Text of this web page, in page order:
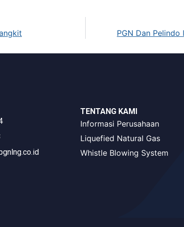
PGN Dan Pelindo
TENTANG KAMI
Informasi Perusahaan
Liquefied Natural Gas
Whistle Blowing System